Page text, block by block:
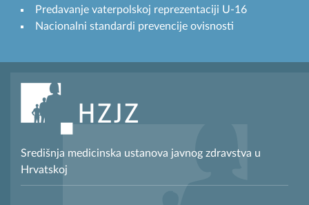
Predavanje vaterpolskoj reprezentaciji U-16
Nacionalni standardi prevencije ovisnosti
Središnja medicinska ustanova javnog zdravstva u
Hrvatskoj